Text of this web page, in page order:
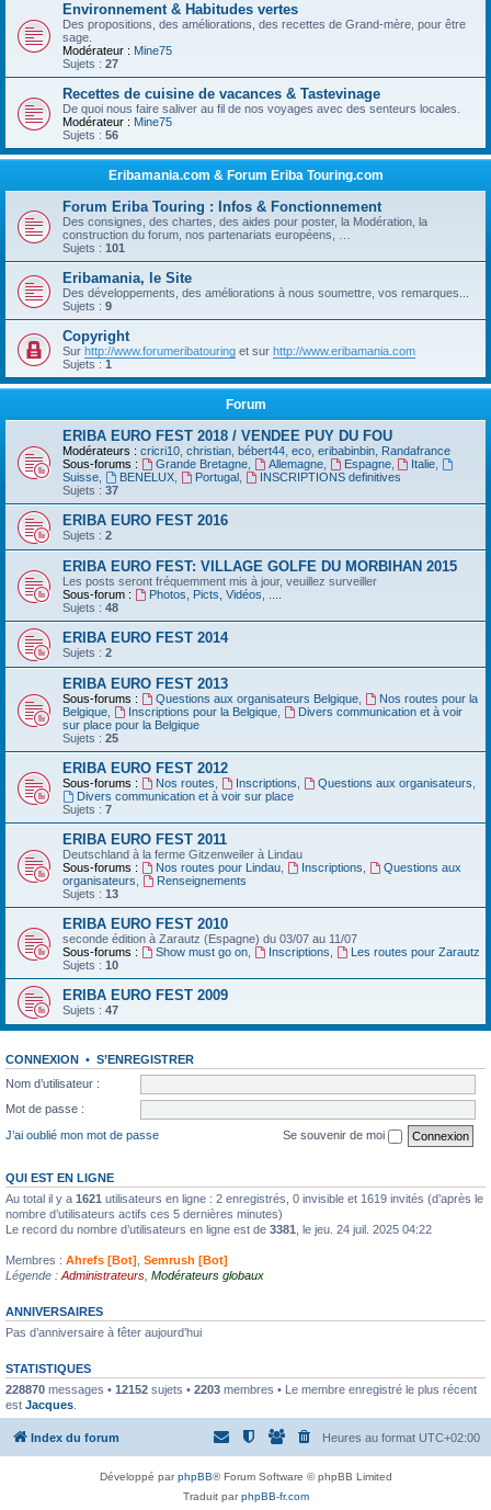
Environnement & Habitudes vertes
Des propositions, des améliorations, des recettes de Grand-mère, pour être
sage.
Modérateur : Mine75
Sujets : 27
Recettes de cuisine de vacances & Tastevinage
De quoi nous faire saliver au fil de nos voyages avec des senteurs locales.
Modérateur : Mine75
Sujets : 56
Eribamania.com & Forum Eriba Touring.com
Forum Eriba Touring : Infos & Fonctionnement
Des consignes, des chartes, des aides pour poster, la Modération, la
construction du forum, nos partenariats européens, …
Sujets : 101
Eribamania, le Site
Des développements, des améliorations à nous soumettre, vos remarques...
Sujets : 9
Copyright
Sur http://www.forumeribatouring et sur http://www.eribamania.com
Sujets : 1
Forum
ERIBA EURO FEST 2018 / VENDEE PUY DU FOU
Modérateurs : cricri10 christian bébert44 eco eribabinbin Randafrance
Sous-forums :
Grande Bretagne, Allemagne, Espagne, Italie
Suisse
BENELUX, Portugal,
INSCRIPTIONS definitives
Sujets : 37
ERIBA EURO FEST 2016
Sujets : 2
ERIBA EURO FEST: VILLAGE GOLFE DU MORBIHAN 2015
Les posts seront fréquemment mis à jour, veuillez surveiller
Sous-forum :
Photos, Picts, Vidéos, ....
Sujets : 48
ERIBA EURO FEST 2014
Sujets : 2
ERIBA EURO FEST 2013
Sous-forums : Questions aux organisateurs Belgique,
Nos routes pour la
Belgique
Inscriptions pour la Belgique,
Divers communication et à voir
sur place pour la Belgique
Sujets : 25
ERIBA EURO FEST 2012
Sous-forums : Nos routes Inscriptions Questions aux organisateurs
Divers communication et à voir sur place
Sujets : 7
ERIBA EURO FEST 2011
Deutschland‏ à la ferme Gitzenweiler à Lindau
Sous-forums :
Nos routes pour Lindau, Inscriptions
Questions aux
organisateurs
Renseignements
Sujets : 13
ERIBA EURO FEST 2010
seconde édition à Zarautz (Espagne) du 03/07 au 11/07
Sous-forums :
Show must go on, Inscriptions
Les routes pour Zarautz
Sujets : 10
ERIBA EURO FEST 2009
Sujets : 47
CONNEXION • S’ENREGISTRER
Nom d’utilisateur :
Mot de passe :
J’ai oublié mon mot de passe
Se souvenir de moi
QUI EST EN LIGNE
Au total il y a 1621 utilisateurs en ligne : 2 enregistrés, 0 invisible et 1619 invités (d’après le
nombre d’utilisateurs actifs ces 5 dernières minutes)
Le record du nombre d’utilisateurs en ligne est de 3381 , le jeu. 24 juil. 2025 04:22
Membres : Ahrefs [Bot] Semrush [Bot]
Légende : Administrateurs Modérateurs globaux
ANNIVERSAIRES
Pas d’anniversaire à fêter aujourd’hui
STATISTIQUES
228870 messages • 12152 sujets • 2203 membres • Le membre enregistré le plus récent
est Jacques
Index du forum Heures au format UTC+02:00
Développé parphpBB® Forum Software © phpBB Limited
Traduit parphpBB-fr.com